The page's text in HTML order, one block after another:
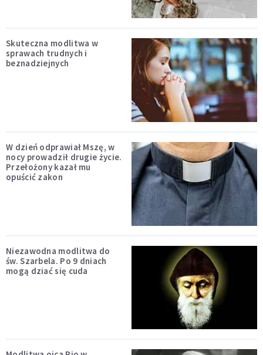
Skuteczna modlitwa w
sprawach trudnych i
beznadziejnych
W dzień odprawiał Mszę, w
nocy prowadził drugie życie.
Przełożony kazał mu
opuścić zakon
Niezawodna modlitwa do
św. Szarbela. Po 9 dniach
mogą dziać się cuda